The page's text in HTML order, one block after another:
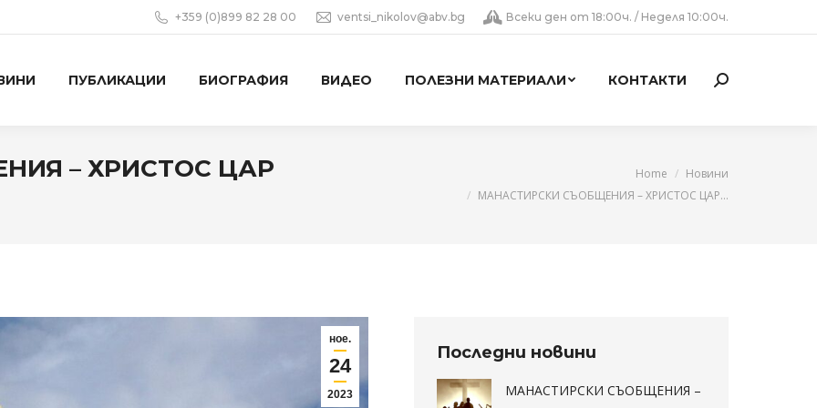
+359 (0)899 82 28 00 ventsi_nikolov@abv.bg Всеки ден от 18:00ч. / Неделя 10:00ч.
ПУБЛИКАЦИИ БИОГРАФИЯ ВИДЕО ПОЛЕЗНИ МАТЕРИАЛИ КОНТАКТИ Search:
– ХРИСТОС ЦАР
Home
Новини
МАНАСТИРСКИ СЪОБЩЕНИЯ – ХРИСТОС ЦАР…
ное.
24
2023
Последни новини
МАНАСТИРСКИ СЪОБЩЕНИЯ –